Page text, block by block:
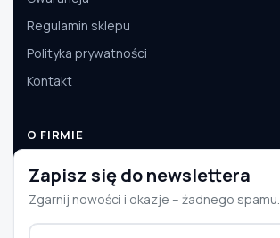
Regulamin sklepu
Polityka prywatności
Kontakt
O FIRMIE
Dane firmy
Aktualności
Zapisz się do newslettera
Zgarnij nowości i okazje – żadnego spamu.